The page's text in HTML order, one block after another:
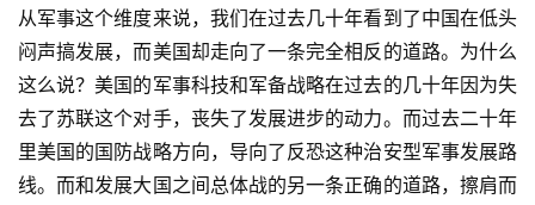
从军事这个维度来说，我们在过去几十年看到了中国在低头
闷声搞发展，而美国却走向了一条完全相反的道路。为什么
这么说？美国的军事科技和军备战略在过去的几十年因为失
去了苏联这个对手，丧失了发展进步的动力。而过去二十年
里美国的国防战略方向，导向了反恐这种治安型军事发展路
线。而和发展大国之间总体战的另一条正确的道路，擦肩而